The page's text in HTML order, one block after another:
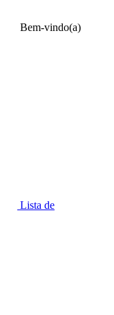
Bem-vindo(a)
Lista de